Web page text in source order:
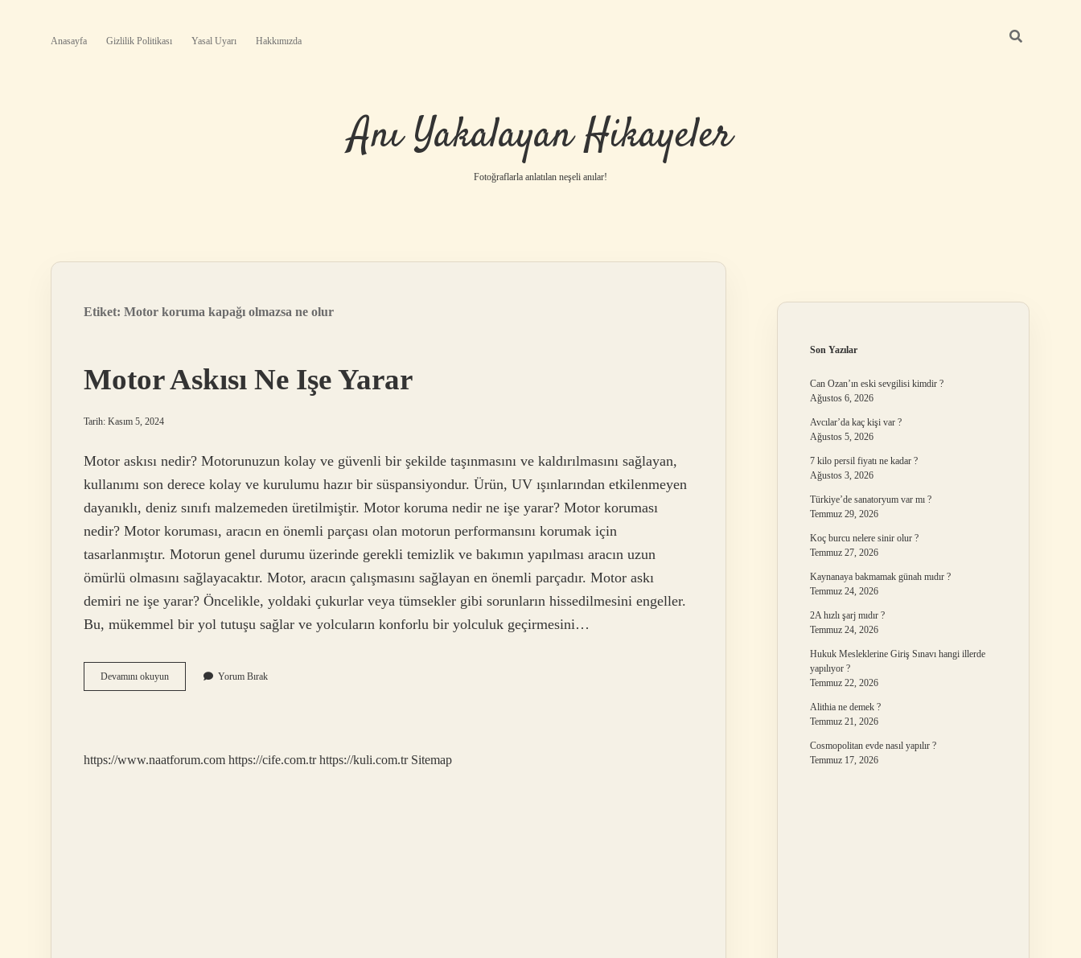
Anasayfa Gizlilik Politikası Yasal Uyarı Hakkımızda
Anı Yakalayan Hikayeler
Fotoğraflarla anlatılan neşeli anılar!
Etiket: Motor koruma kapağı olmazsa ne olur
Motor Askısı Ne Işe Yarar
Tarih: Kasım 5, 2024
Motor askısı nedir? Motorunuzun kolay ve güvenli bir şekilde taşınmasını ve kaldırılmasını sağlayan,
kullanımı son derece kolay ve kurulumu hazır bir süspansiyondur. Ürün, UV ışınlarından etkilenmeyen
dayanıklı, deniz sınıfı malzemeden üretilmiştir. Motor koruma nedir ne işe yarar? Motor koruması
nedir? Motor koruması, aracın en önemli parçası olan motorun performansını korumak için
tasarlanmıştır. Motorun genel durumu üzerinde gerekli temizlik ve bakımın yapılması aracın uzun
ömürlü olmasını sağlayacaktır. Motor, aracın çalışmasını sağlayan en önemli parçadır. Motor askı
demiri ne işe yarar? Öncelikle, yoldaki çukurlar veya tümsekler gibi sorunların hissedilmesini engeller.
Bu, mükemmel bir yol tutuşu sağlar ve yolcuların konforlu bir yolculuk geçirmesini…
Devamını okuyunMotor
Askısı
Yorum Bırak
https://www.naatforum.com https://cife.com.tr https://kuli.com.tr Sitemap
Son Yazılar
Can Ozan’ın eski sevgilisi kimdir ?
Ağustos 6, 2026
Avcılar’da kaç kişi var ?
Ağustos 5, 2026
7 kilo persil fiyatı ne kadar ?
Ağustos 3, 2026
Türkiye’de sanatoryum var mı ?
Temmuz 29, 2026
Koç burcu nelere sinir olur ?
Temmuz 27, 2026
Kaynanaya bakmamak günah mıdır ?
Temmuz 24, 2026
2A hızlı şarj mıdır ?
Temmuz 24, 2026
Hukuk Mesleklerine Giriş Sınavı hangi illerde
yapılıyor ?
Temmuz 22, 2026
Alithia ne demek ?
Temmuz 21, 2026
Cosmopolitan evde nasıl yapılır ?
Temmuz 17, 2026